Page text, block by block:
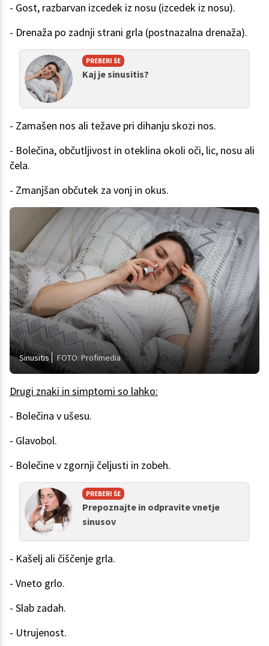
- Gost, razbarvan izcedek iz nosu (izcedek iz nosu).
- Drenaža po zadnji strani grla (postnazalna drenaža).
PREBERI ŠE
Kaj je sinusitis?
- Zamašen nos ali težave pri dihanju skozi nos.
- Bolečina, občutljivost in oteklina okoli oči, lic, nosu ali
čela.
- Zmanjšan občutek za vonj in okus.
Sinusitis FOTO: Profimedia
Drugi znaki in simptomi so lahko:
- Bolečina v ušesu.
- Glavobol.
- Bolečine v zgornji čeljusti in zobeh.
PREBERI ŠE
Prepoznajte in odpravite vnetje
sinusov
- Kašelj ali čiščenje grla.
- Vneto grlo.
- Slab zadah.
- Utrujenost.